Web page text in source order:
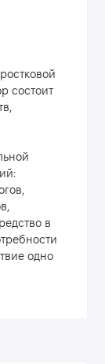
состоит
в
одно